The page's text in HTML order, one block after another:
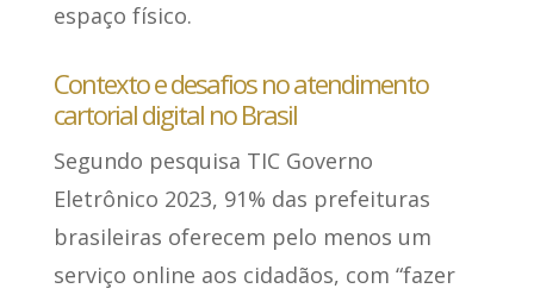
espaço físico.
Contexto e desafios no atendimento
cartorial digital no Brasil
Segundo pesquisa TIC Governo
Eletrônico 2023, 91% das prefeituras
brasileiras oferecem pelo menos um
serviço online aos cidadãos, com “fazer